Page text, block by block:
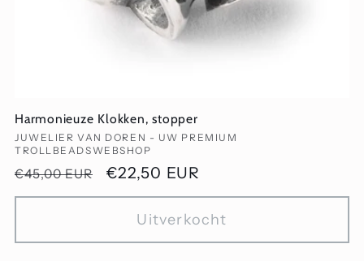
Harmonieuze Klokken, stopper
Verkoper:
JUWELIER VAN DOREN - UW PREMIUM
TROLLBEADSWEBSHOP
Normale
prijs
€45,00 EUR Aanbiedingsprijs
€22,50 EUR
Uitverkocht